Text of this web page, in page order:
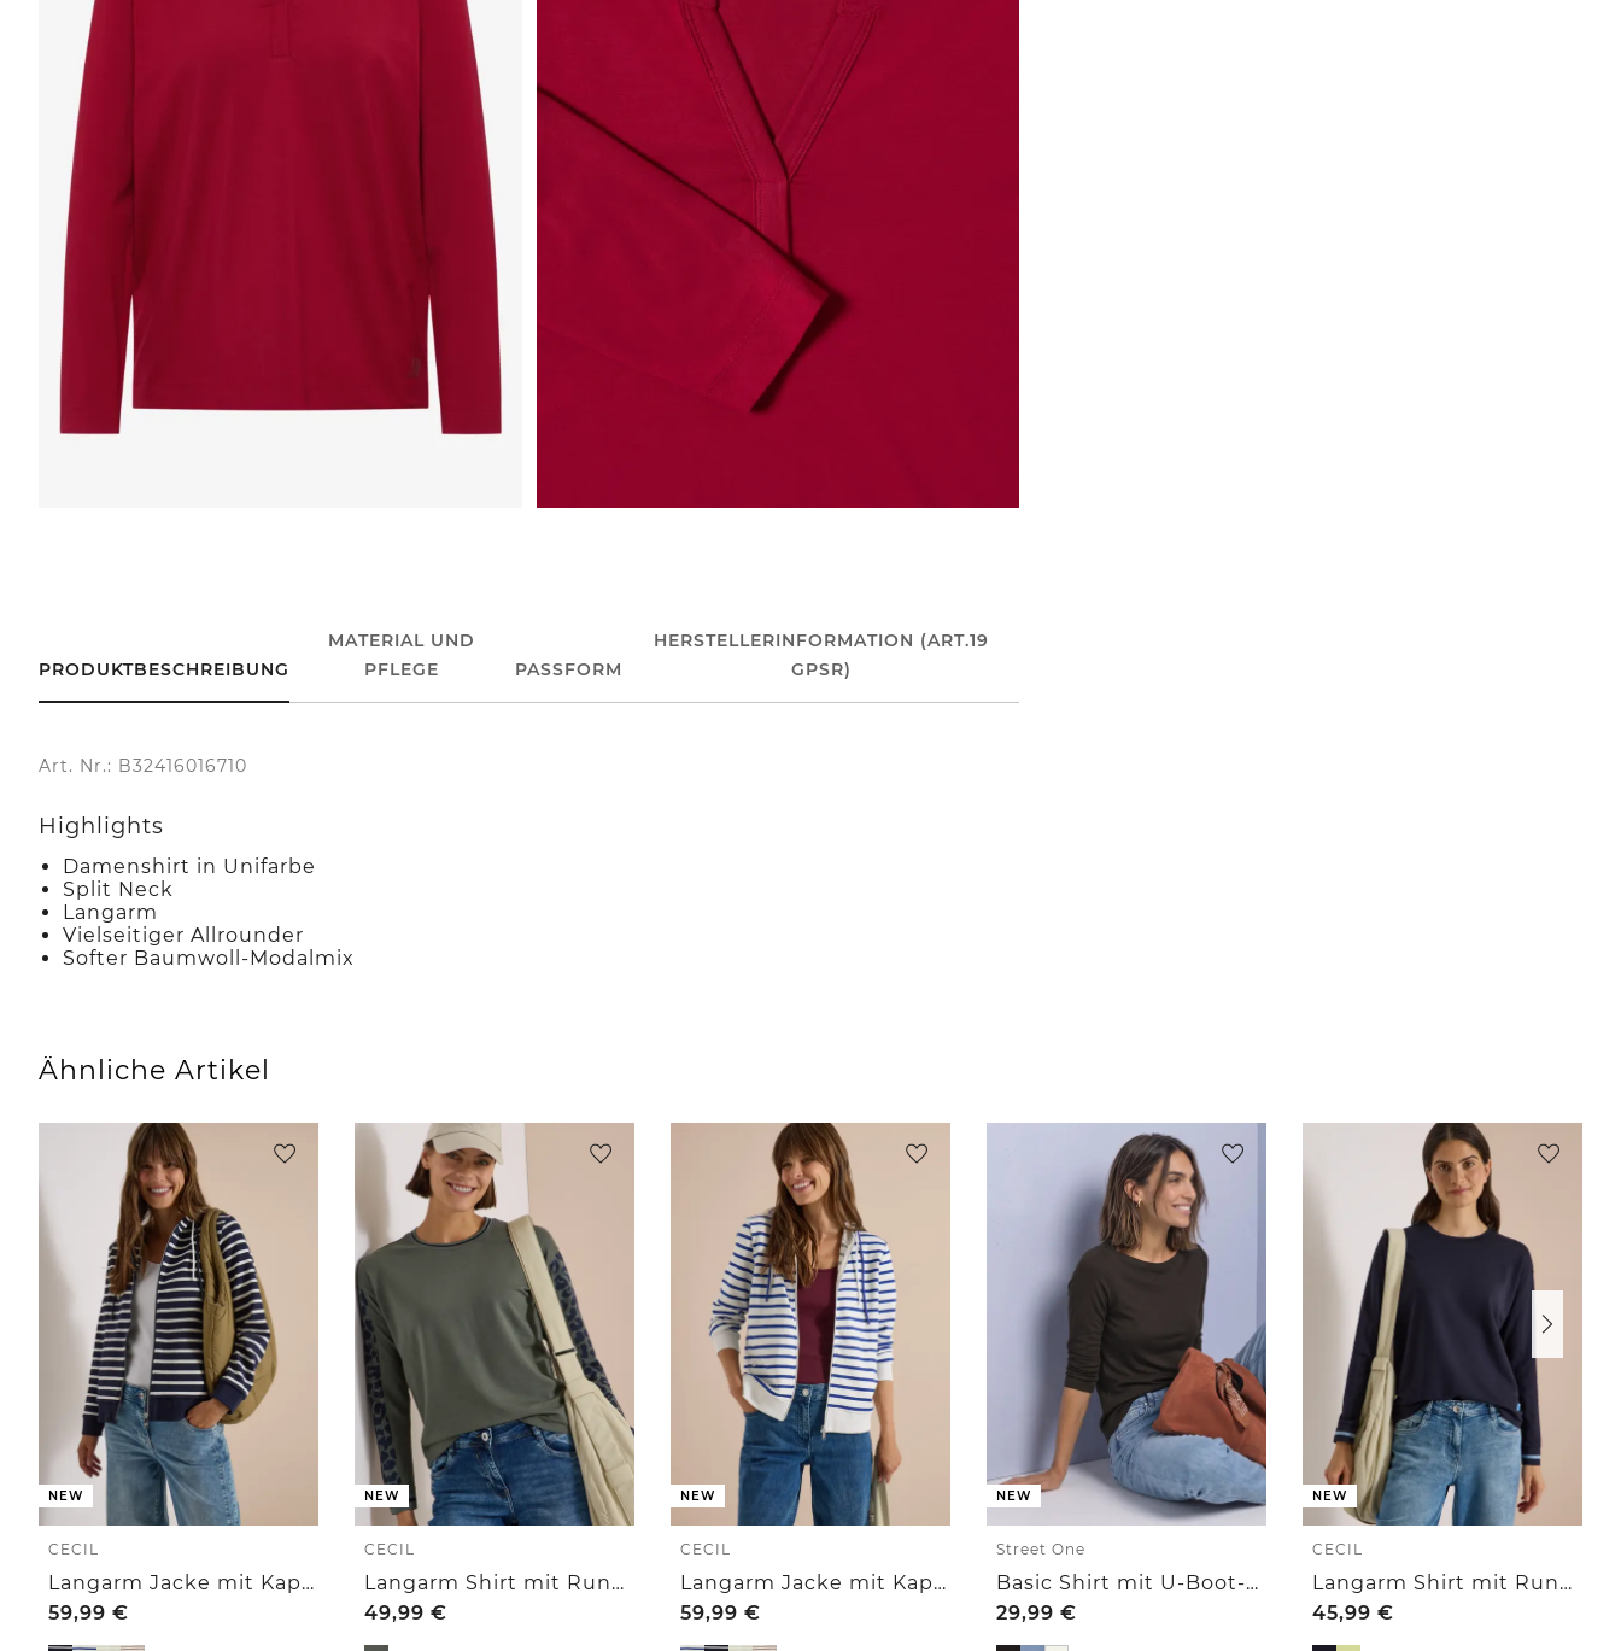
PRODUKTBESCHREIBUNG
MATERIAL UND
PFLEGE
PASSFORM
HERSTELLERINFORMATION (ART.19
GPSR)
Art. Nr.: B32416016710
Highlights
Damenshirt in Unifarbe
Split Neck
Langarm
Vielseitiger Allrounder
Softer Baumwoll-Modalmix
Ähnliche Artikel
NEW
CECIL
Langarm Jacke mit Kapuze und Struktur
59,99 €
NEW
CECIL
Langarm Shirt mit Rundhals und Leo-Details
49,99 €
NEW
CECIL
Langarm Jacke mit Kapuze und Struktur
59,99 €
NEW
Street One
Basic Shirt mit U-Boot-Ausschnitt
29,99 €
NEW
CECIL
Langarm Shirt mit Rundhals und Streifendetail
45,99 €